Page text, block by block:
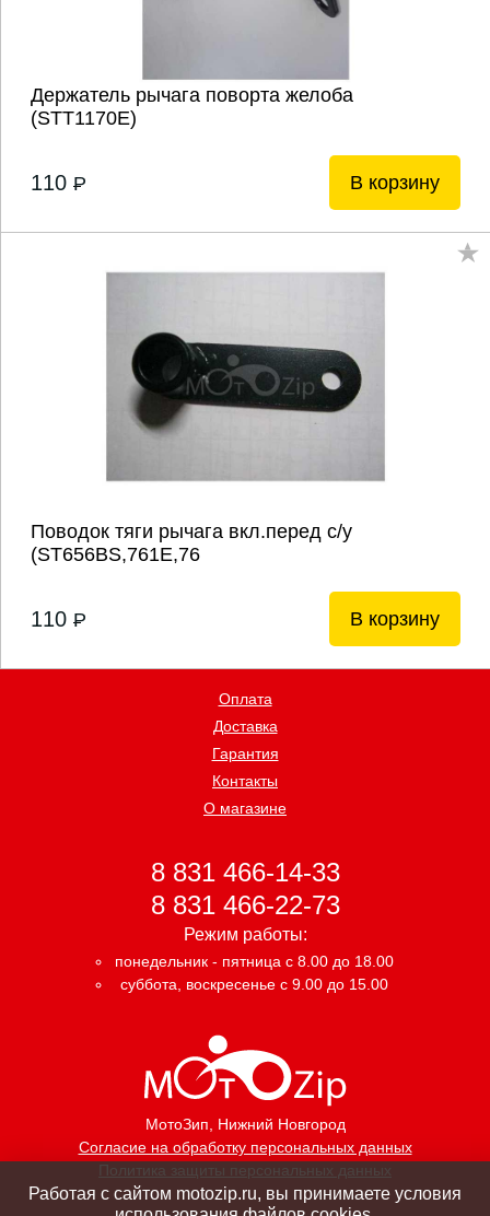
Держатель рычага поворта желоба
(STТ1170Е)
110 P В корзину
Поводок тяги рычага вкл.перед с/у
(ST656BS,761E,76
110 P В корзину
МотоЗип, Нижний Новгород
Согласие на обработку персональных данных
Политика защиты персональных данных
Оплата
Доставка
Гарантия
Контакты
О магазине
8 831 466-14-33
8 831 466-22-73
Режим работы:
понедельник - пятница с 8.00 до 18.00
суббота, воскресенье с 9.00 до 15.00
Работая с сайтом motozip.ru, вы принимаете условия